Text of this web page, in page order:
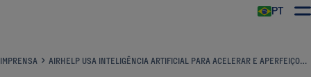
PT
IMPRENSA AIRHELP USA INTELIGÊNCIA ARTIFICIAL PARA ACELERAR E APERFEIÇOAR PROCESSOS DOS CONSUMIDORES CONTRA COMPANHIAS AÉREAS